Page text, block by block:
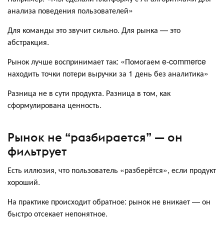
анализа поведения пользователей»
Для команды это звучит сильно. Для рынка — это
абстракция.
Рынок лучше воспринимает так: «Помогаем e-commerce
находить точки потери выручки за 1 день без аналитика»
Разница не в сути продукта. Разница в том, как
сформулирована ценность.
Рынок не “разбирается” — он
фильтрует
Есть иллюзия, что пользователь «разберётся», если продукт
хороший.
На практике происходит обратное: рынок не вникает — он
быстро отсекает непонятное.